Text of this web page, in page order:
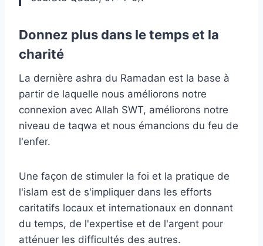
Donnez plus dans le temps et la
charité
La dernière ashra du Ramadan est la base à
partir de laquelle nous améliorons notre
connexion avec Allah SWT, améliorons notre
niveau de taqwa et nous émancions du feu de
l'enfer.
Une façon de stimuler la foi et la pratique de
l'islam est de s'impliquer dans les efforts
caritatifs locaux et internationaux en donnant
du temps, de l'expertise et de l'argent pour
atténuer les difficultés des autres.